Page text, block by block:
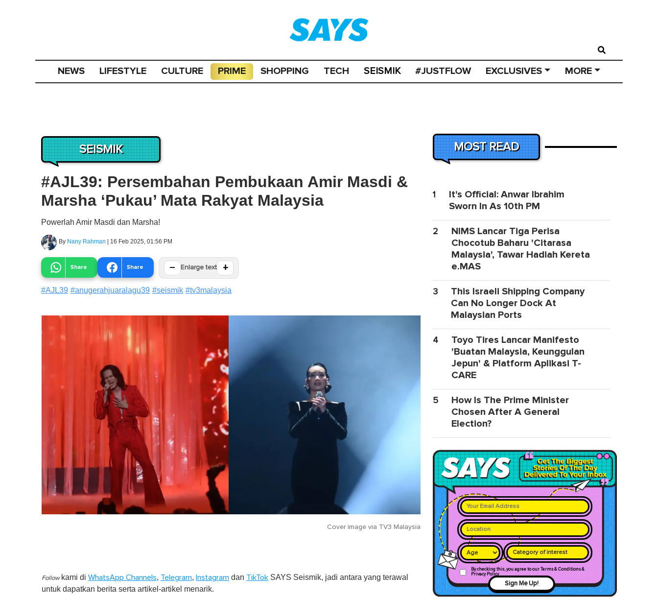
NEWS LIFESTYLE CULTURE PRIME SHOPPING TECH SEISMIK #JUSTFLOW EXCLUSIVES MORE
SEISMIK
#AJL39: Persembahan Pembukaan Amir Masdi &
Marsha ‘Pukau’ Mata Rakyat Malaysia
Powerlah Amir Masdi dan Marsha!
By Nany Rahman | 16 Feb 2025, 01:56 PM
Share Share − Enlarge text +
#AJL39 #anugerahjuaralagu39 #seismik #tv3malaysia
Cover image via TV3 Malaysia
Follow kami di WhatsApp Channels, Telegram, Instagram dan TikTok SAYS Seismik, jadi antara yang terawal
untuk dapatkan berita serta artikel-artikel menarik.
MOST READ
1
It's Official: Anwar Ibrahim
Sworn In As 10th PM
2
NIMS Lancar Tiga Perisa
Chocotub Baharu 'Citarasa
Malaysia', Tawar Hadiah Kereta
e.MAS
3
This Israeli Shipping Company
Can No Longer Dock At
Malaysian Ports
4
Toyo Tires Lancar Manifesto
'Buatan Malaysia, Keunggulan
Jepun' & Platform Aplikasi T-
CARE
5
How Is The Prime Minister
Chosen After A General
Election?
Category of interest
By checking this, you agree to our Terms & Conditions &
Privacy Policy
Sign Me Up!